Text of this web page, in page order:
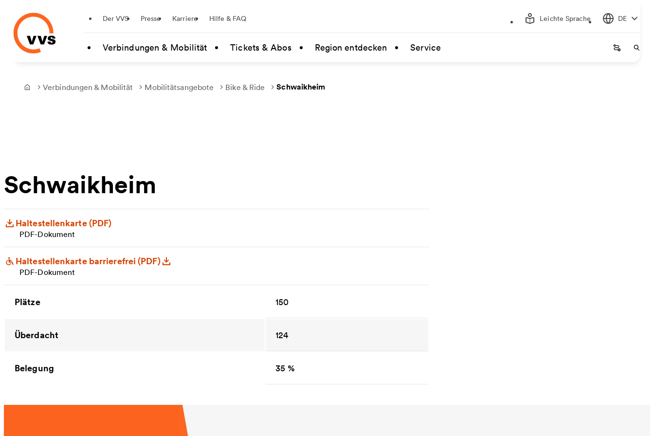
Zum Hauptinhalt springen
Der VVS Presse Karriere Hilfe & FAQ Leichte Sprache DE
Verbindungen & Mobilität Tickets & Abos Region entdecken Service Startseite
Frontpage
Verbindungen & Mobilität Mobilitätsangebote Bike & Ride Schwaikheim
Schwaikheim
Haltestellenkarte (PDF)
PDF-Dokument
Haltestellenkarte barrierefrei (PDF)
PDF-Dokument
Plätze 150
Überdacht 124
Belegung 35 %